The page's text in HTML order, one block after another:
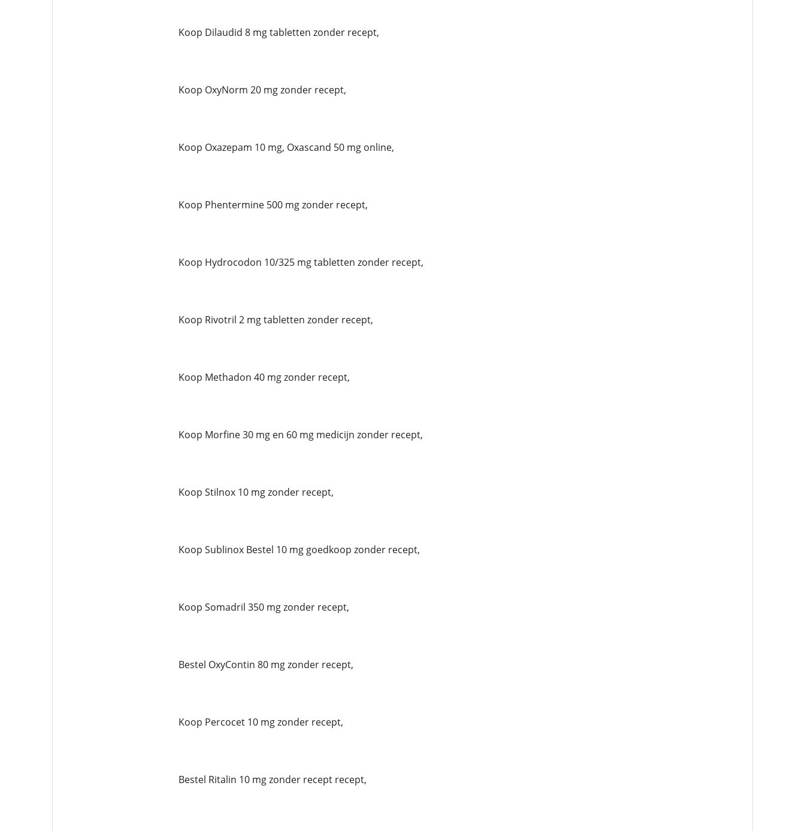
Koop Dilaudid 8 mg tabletten zonder recept,
Koop OxyNorm 20 mg zonder recept,
Koop Oxazepam 10 mg, Oxascand 50 mg online,
Koop Phentermine 500 mg zonder recept,
Koop Hydrocodon 10/325 mg tabletten zonder recept,
Koop Rivotril 2 mg tabletten zonder recept,
Koop Methadon 40 mg zonder recept,
Koop Morfine 30 mg en 60 mg medicijn zonder recept,
Koop Stilnox 10 mg zonder recept,
Koop Sublinox Bestel 10 mg goedkoop zonder recept,
Koop Somadril 350 mg zonder recept,
Bestel OxyContin 80 mg zonder recept,
Koop Percocet 10 mg zonder recept,
Bestel Ritalin 10 mg zonder recept recept,